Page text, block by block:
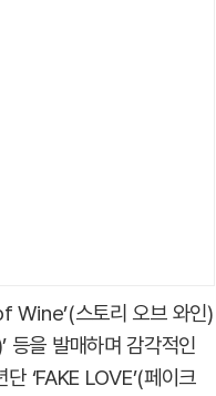
스토리 오브 와인)
등을 발매하며 감각적인
‘FAKE LOVE’(페이크